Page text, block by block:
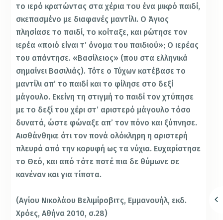
το ιερό κρατώντας στα χέρια του ένα μικρό παιδί,
σκεπασμένο με διαφανές μαντίλι. Ο Άγιος
πλησίασε το παιδί, το κοίταξε, και ρώτησε τον
ιερέα «ποιό είναι τ’ όνομα του παιδιού»; Ο ιερέας
του απάντησε. «Βασίλειος» (που στα ελληνικά
σημαίνει Βα­σιλιάς). Τότε ο Τύχων κατέβασε το
μαντίλι απ’ το παιδί και το φίλησε στο δεξί
μάγουλο. Εκείνη τη στιγμή το παιδί τον χτύπησε
με το δεξί του χέρι στ’ αριστερό μά­γουλο τόσο
δυνατά, ώστε φώναξε απ’ τον πόνο και ξύ­πνησε.
Αισθάνθηκε ότι τον πονά ολόκληρη η αριστερή
πλευρά από την κορυφή ως τα νύχια. Ευχαρίστησε
το Θεό, και από τότε ποτέ πια δε θύμωνε σε
κανέναν και για τίποτα.
(Αγίου Νικολάου Βελιμίροβιτς, Εμμανουήλ, εκδ.
Χρόες, Αθήνα 2010, σ.28)